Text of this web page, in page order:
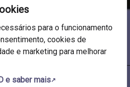
1020 mb
para o funcionamento
cookies de
e marketing para melhorar
e saber mais